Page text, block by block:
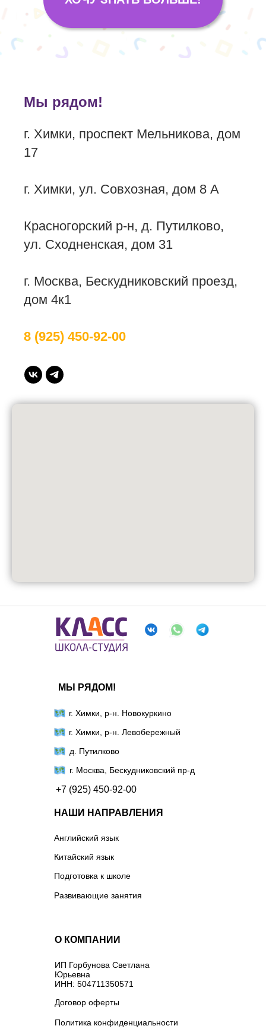
Мы рядом!
г. Химки, проспект Мельникова, дом
17
г. Химки, ул. Совхозная, дом 8 А
Красногорский р-н, д. Путилково,
ул. Сходненская, дом 31
г. Москва, Бескудниковский проезд,
дом 4к1
8 (925) 450-92-00
НАШИ НАПРАВЛЕНИЯ
Английский язык
Китайский язык
Развивающие занятия
Подготовка к школе
МЫ РЯДОМ!
+7 (925) 450-92-00
д. Путилково
г. Химки, р-н. Левобережный
г. Химки, р-н. Новокуркино
г. Москва, Бескудниковский пр-д
ИП Горбунова Светлана
Юрьевна
ИНН: 504711350571
Политика конфиденциальности
Договор оферты
О КОМПАНИИ